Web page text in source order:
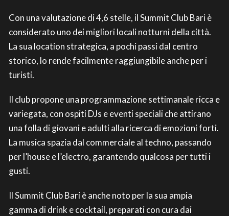
Con una valutazione di 4,6 stelle, il Summit Club Bari è
considerato uno dei migliori locali notturni della città.
La sua location strategica, a pochi passi dal centro
storico, lo rende facilmente raggiungibile anche per i
turisti.
Il club propone una programmazione settimanale ricca e
variegata, con ospiti DJs e eventi speciali che attirano
una folla di giovani e adulti alla ricerca di emozioni forti.
La musica spazia dal commerciale al techno, passando
per l’house e l’electro, garantendo qualcosa per tutti i
gusti.
Il Summit Club Bari è anche noto per la sua ampia
gamma di drink e cocktail, preparati con cura dai